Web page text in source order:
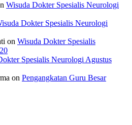
Wisuda Dokter Spesialis Neurologi
Dokter Spesialis Neurologi
on Wisuda Dokter Spesialis
Spesialis Neurologi Agustus
on Pengangkatan Guru Besar